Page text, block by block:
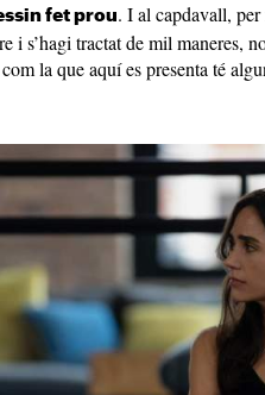
fet prou. I al capdavall, per
i s’hagi tractat de mil maneres,
la que aquí es presenta té